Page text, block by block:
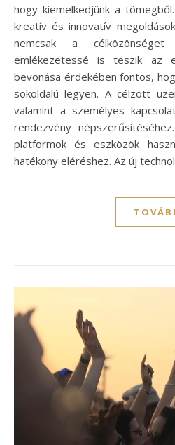
hogy kiemelkedjünk a
kreatív és innovatív
nemcsak a
emlékezetessé is teszik az
bevonása érdekében fontos,
sokoldalú legyen. A célzott
valamint a személyes
rendezvény
platformok és eszközök
hatékony eléréshez. Az új